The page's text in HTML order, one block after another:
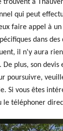
à
qui peut
faire appel à
dans des
il n'y aura
De plus, son
poursuivre,
Si vous êtes
le téléphoner